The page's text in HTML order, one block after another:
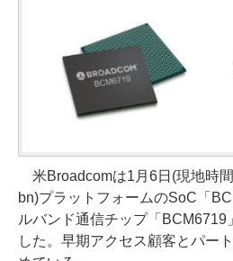
米Broadcomは1月6日(現地時
bn)プラットフォームのSoC「
ルバンド通信チップ「BCM6719
した。早期アクセス顧客とパー